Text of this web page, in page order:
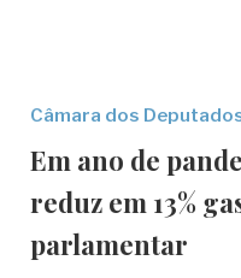
Câmara dos
Em ano de
reduz em 13%
parlamentar